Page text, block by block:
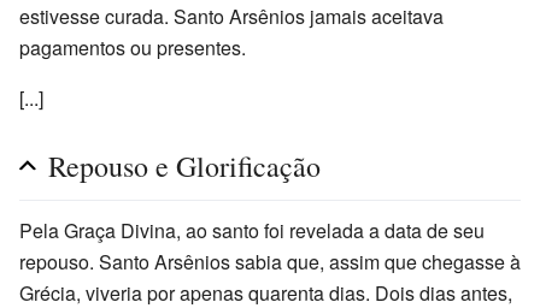
estivesse curada. Santo Arsênios jamais aceitava
pagamentos ou presentes.
[...]
Repouso e Glorificação
Pela Graça Divina, ao santo foi revelada a data de seu
repouso. Santo Arsênios sabia que, assim que chegasse à
Grécia, viveria por apenas quarenta dias. Dois dias antes,